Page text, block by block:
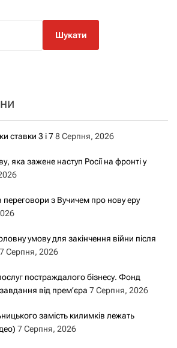
ставки 3 і 78 Серпня, 2026
яка зажене наступ Росії на фронті у
з Вучичем про нову еру
умову для закінчення війни після
7 Серпня, 2026
постраждалого бізнесу. Фонд
від прем’єра 7 Серпня, 2026
замість килимків лежать
7 Серпня, 2026